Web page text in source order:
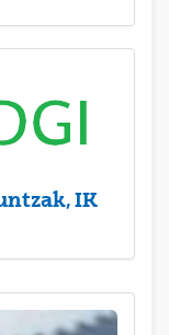
IK